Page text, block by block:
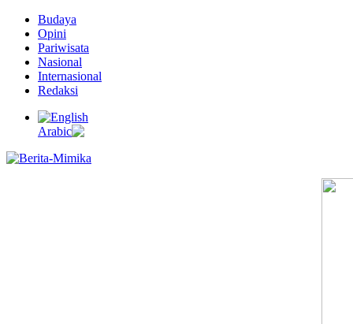
Budaya
Opini
Pariwisata
Nasional
Internasional
Redaksi